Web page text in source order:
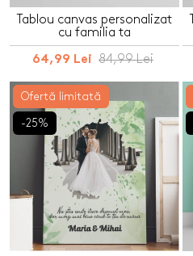
Tablou canvas personalizat
cu familia ta
64,99 Lei 84,99 Lei
Ofertă limitată
-25%